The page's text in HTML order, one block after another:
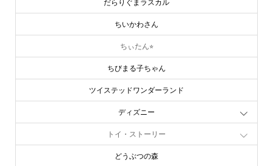
だらりぐまラスカル
ちいかわさん
ちぃたん⭐︎
ちびまる子ちゃん
ツイステッドワンダーランド
ディズニー
トイ・ストーリー
どうぶつの森